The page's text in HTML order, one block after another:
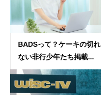
BADSって？ケーキの切れ
ない非行少年たち掲載...